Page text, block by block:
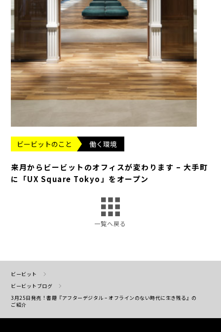
ビービットのこと 働く環境
来月からビービットのオフィスが変わります – 大手町
に「UX Square Tokyo」をオープン
一覧へ戻る
ビービット
ビービットブログ
3月25日発売！書籍『アフターデジタル – オフラインのない時代に生き残る』の
ご紹介